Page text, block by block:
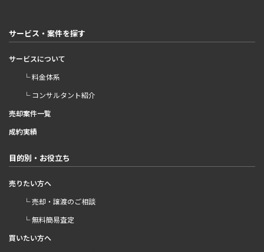
サービス・案件を探す
サービスについて
└ 料金体系
└ コンサルタント紹介
売却案件一覧
成約実績
目的別・お役立ち
売りたい方へ
└ 売却・譲渡のご相談
└ 無料簡易査定
買いたい方へ